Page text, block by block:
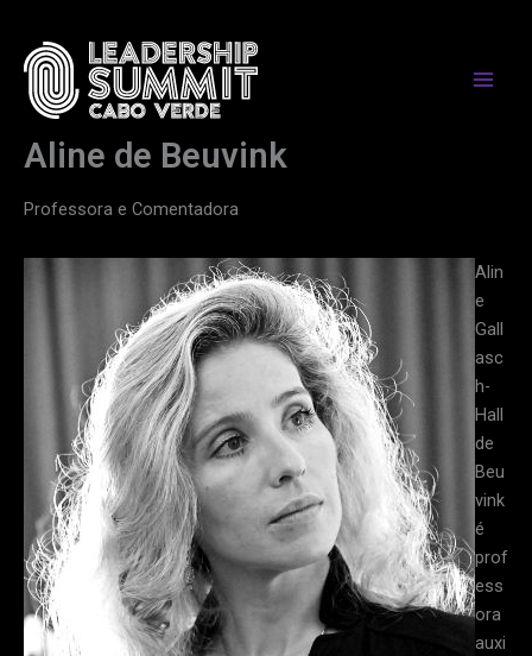
content
Aline de Beuvink
Professora e Comentadora
Alin
e
Gall
asc
h-
Hall
de
Beu
vink
é
prof
ess
ora
auxi